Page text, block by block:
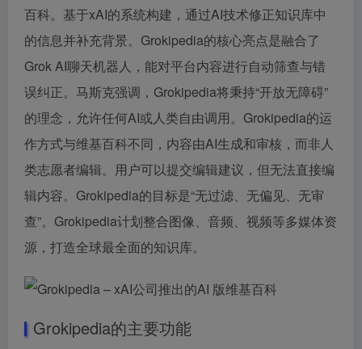
百科。基于xAI的系统构建，通过AI技术修正知识库中
的信息并补充背景。Grokipedia的核心亮点是融合了
Grok AI聊天机器人，能对平台内容进行自动筛查与错
误纠正。马斯克强调，Grokipedia将秉持“开放无障碍”
的理念，允许任何AI或人类自由调用。Grokipedia的运
作方式与维基百科不同，内容由AI生成和审核，而非人
类志愿者编辑。用户可以提交编辑建议，但无法直接编
辑内容。Grokipedia的目标是“无过滤、无偏见、无审
查”。Grokipedia计划整合图像、音频、视频等多媒体资
源，打造全球最全面的知识库。
Grokipedia的主要功能